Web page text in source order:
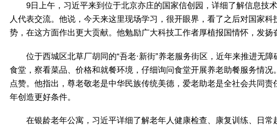
9日上午，习近平来到位于北京亦庄的国家信创园，详细了解信息技
人代表交流。他说，今天来这里现场学习，很开眼界，看了之后对国家
势，在这方面作出更大贡献。他勉励广大科技工作者厚植报国情怀，发扬
位于西城区北草厂胡同的“吾老·新街”养老服务街区，近年来推进无
食堂，察看菜品、价格和就餐环境，仔细询问食堂开展养老助餐服务情
点赞。他指出，尊老敬老是中华民族传统美德，爱老助老是全社会共同
年创造更好条件。
在银龄老年公寓，习近平详细了解老年人健康检查、康复训练、日